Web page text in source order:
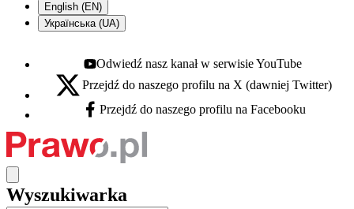
English (EN)
Українська (UA)
Youtube - otwiera się w nowej karcie
Odwiedź nasz kanał w serwisie YouTube
X - otwiera się w nowej karcie
Przejdź do naszego profilu na X (dawniej Twitter)
Facebook - otwiera się w nowej karcie
Przejdź do naszego profilu na Facebooku
Wyszukiwarka